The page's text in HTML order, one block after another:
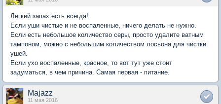
Легкий запах есть всегда!
Если уши чистые и не воспаленные, ничего делать не нужно.
Если есть небольшое количество серы, просто удалите ватным
тампоном, можно с небольшим количеством лосьона для чистки
ушей.
Если ухо воспаленные, красное, то вот тут уже стоит
задуматься, в чем причина. Самая первая - питание.
Majazz
11 мая 2016